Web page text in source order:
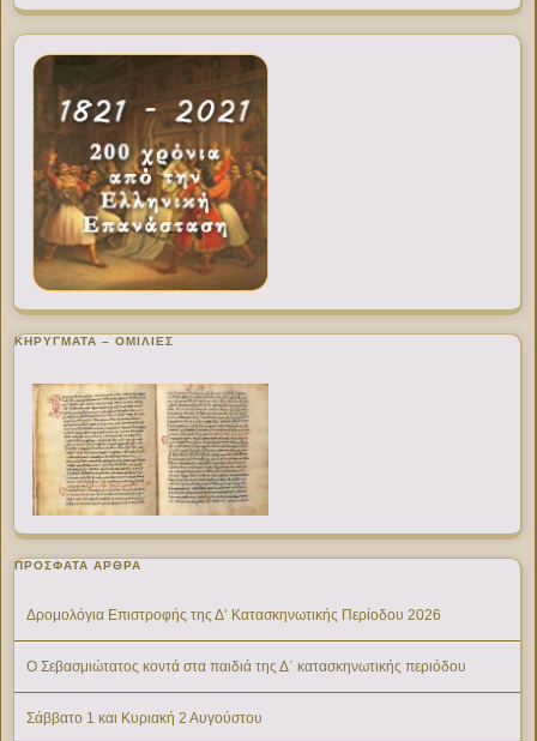
ΚΗΡΥΓΜΑΤΑ – ΟΜΙΛΙΕΣ
ΠΡΌΣΦΑΤΑ ΆΡΘΡΑ
Δρομολόγια Επιστροφής της Δ’ Κατασκηνωτικής Περίοδου 2026
Ο Σεβασμιώτατος κοντά στα παιδιά της Δ΄ κατασκηνωτικής περιόδου
Σάββατο 1 και Κυριακή 2 Αυγούστου